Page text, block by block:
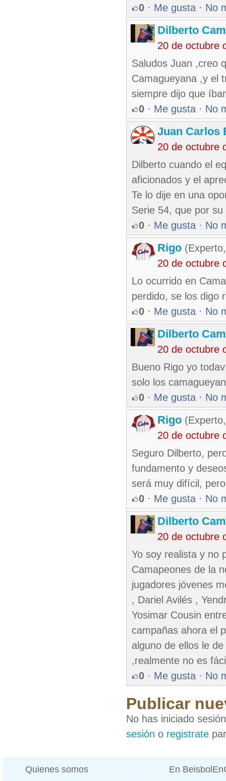
0 · Me gusta · No
Dilberto
20 de octubre
Saludos Juan ,creo
Camagueyana ,y el
siempre dijo que
0 · Me gusta · No
Juan Carlos
20 de octubre
Dilberto cuando el
aficionados y el
Te lo dije en una
Serie 54, que por
0 · Me gusta · No
Rigo
20 de octubre
Lo ocurrido en
perdido, se los digo
0 · Me gusta · No
Dilberto
20 de octubre
Bueno Rigo yo
solo los
0 · Me gusta · No
Rigo
20 de octubre
Seguro Dilberto,
fundamento y
será muy difícil,
0 · Me gusta · No
Dilberto
20 de octubre
Yo soy realista y no
Camapeones de la
jugadores jóvenes
, Dariel Avilés ,
Yosimar Cousin
campañas ahora el
alguno de ellos le
,realmente no es
0 · Me gusta · No
Publicar
No has iniciado
sesión o registrate
Quienes somos En